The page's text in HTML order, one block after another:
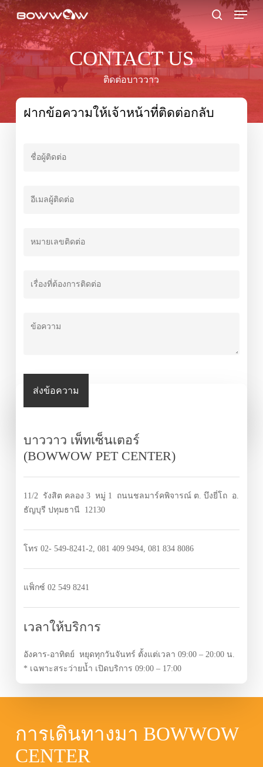
Skip
main
content
Menu
CONTACT US
ติดต่อบาววาว
ฝากข้อความให้เจ้าหน้าที่ติดต่อกลับ
บาววาว เพ็ทเซ็นเตอร์
(BOWWOW PET CENTER)
11/2 รังสิต คลอง 3 หมู่ 1 ถนนชลมาร์คพิจารณ์ ต. บึงยี่โถ อ.
ธัญบุรี ปทุมธานี 12130
โทร 02- 549-8241-2, 081 409 9494, 081 834 8086
แฟ็กซ์ 02 549 8241
เวลาให้บริการ
อังคาร-อาทิตย์ หยุดทุกวันจันทร์ ตั้งแต่เวลา 09:00 – 20:00 น.
* เฉพาะสระว่ายน้ำ เปิดบริการ 09:00 – 17:00
การเดินทางมา BOWWOW
CENTER